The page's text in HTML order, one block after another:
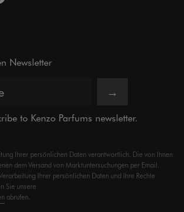
Newsletter
→
to Kenzo Parfums newsletter.
Ihrer persönlichen Daten verantwortlich. Die von Ihnen
dem Versand von Marktuntersuchungen per Email.
Ihrer persönlichen Daten und Ihre Rechte
Sie unsere
abrufen.